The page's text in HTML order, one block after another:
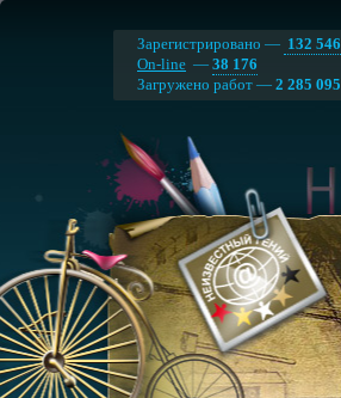
Зарегистрировано — 132 546
On-line — 38 176
Загружено работ — 2 285 095